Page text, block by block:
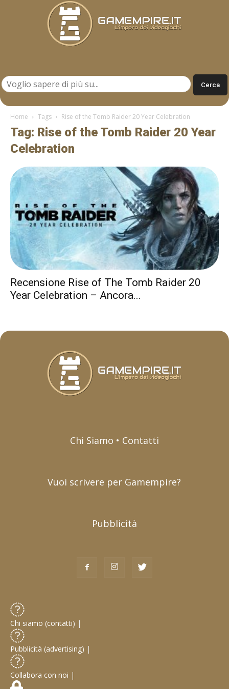
Home Tags Rise of the Tomb Raider 20 Year Celebration
Tag: Rise of the Tomb Raider 20 Year
Celebration
Recensione Rise of The Tomb Raider 20
Year Celebration – Ancora...
Chi Siamo • Contatti
Vuoi scrivere per Gamempire?
Pubblicità
Chi siamo (contatti) |
Pubblicità (advertising) |
Collabora con noi |